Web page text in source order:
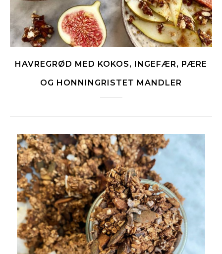
HAVREGRØD MED KOKOS, INGEFÆR, PÆRE
OG HONNINGRISTET MANDLER